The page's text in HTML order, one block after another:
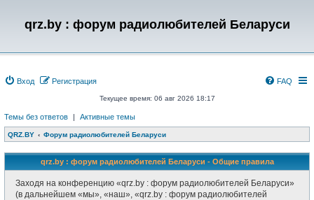
qrz.by : форум радиолюбителей Беларуси
Вход Регистрация FAQ
Текущее время: 06 авг 2026 18:17
Темы без ответов | Активные темы
QRZ.BY Форум радиолюбителей Беларуси
qrz.by : форум радиолюбителей Беларуси - Общие правила
Заходя на конференцию «qrz.by : форум радиолюбителей Беларуси»
(в дальнейшем «мы», «наш», «qrz.by : форум радиолюбителей